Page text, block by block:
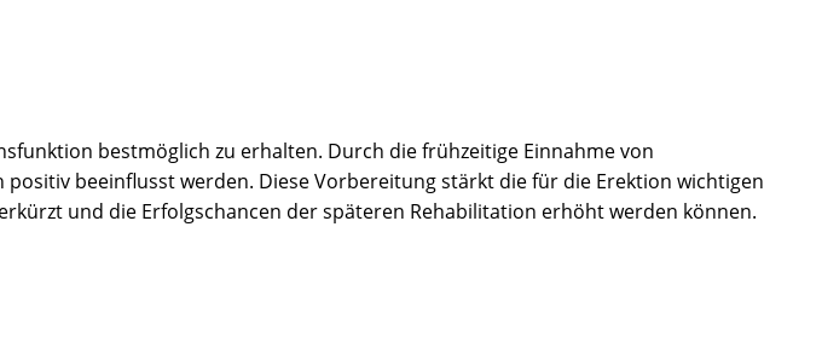
bestmöglich zu erhalten. Durch die frühzeitige Einnahme von
beeinflusst werden. Diese Vorbereitung stärkt die für die Erektion wichtigen
und die Erfolgschancen der späteren Rehabilitation erhöht werden können.